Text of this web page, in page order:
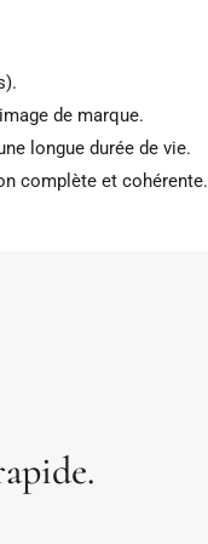
de marque.
longue durée de vie.
complète et cohérente.